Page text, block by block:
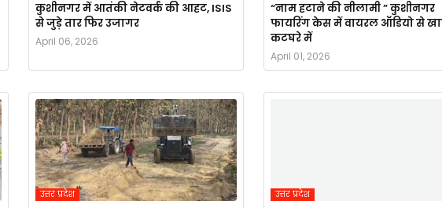
कुशीनगर में आतंकी नेटवर्क की आहट, ISIS
से जुड़े तार फिर उजागर
April 06, 2026
“नाम हटाने की नीलामी ” कुशीनगर
फायरिंग केस में वायरल ऑडियो से
कटघरे में
April 01, 2026
उत्तर प्रदेश उत्तर प्रदेश